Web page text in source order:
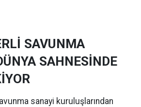
SAVUNMA
SAHNESİNDE
sanayi kuruluşlarından